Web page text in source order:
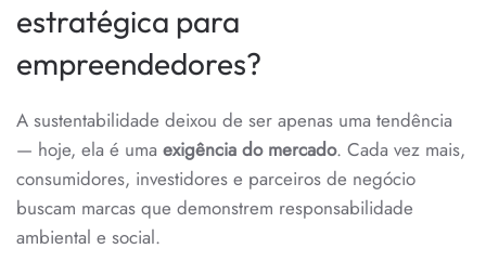
estratégica para
empreendedores?
A sustentabilidade deixou de ser apenas uma tendência
— hoje, ela é uma exigência do mercado. Cada vez mais,
consumidores, investidores e parceiros de negócio
buscam marcas que demonstrem responsabilidade
ambiental e social.